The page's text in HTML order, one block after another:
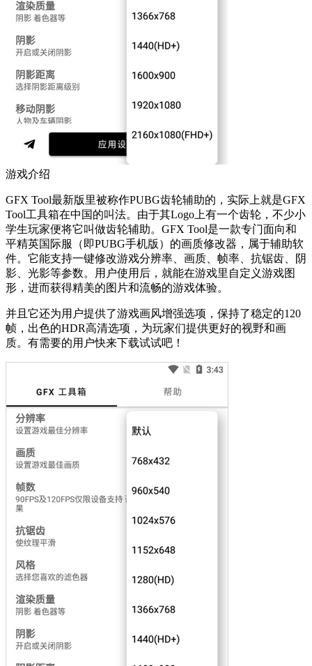
游戏介绍
GFX Tool最新版里被称作PUBG齿轮辅助的，实际上就是GFX
Tool工具箱在中国的叫法。由于其Logo上有一个齿轮，不少小
学生玩家便将它叫做齿轮辅助。GFX Tool是一款专门面向和
平精英国际服（即PUBG手机版）的画质修改器，属于辅助软
件。它能支持一键修改游戏分辨率、画质、帧率、抗锯齿、阴
影、光影等参数。用户使用后，就能在游戏里自定义游戏图
形，进而获得精美的图片和流畅的游戏体验。
并且它还为用户提供了游戏画风增强选项，保持了稳定的120
帧，出色的HDR高清选项，为玩家们提供更好的视野和画
质。有需要的用户快来下载试试吧！